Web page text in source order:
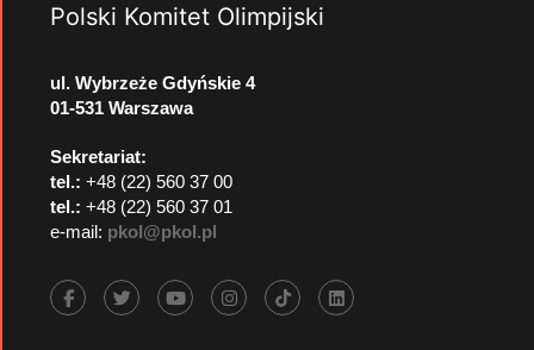
Polski Komitet Olimpijski
ul. Wybrzeże Gdyńskie 4
01-531 Warszawa
Sekretariat:
tel.: +48 (22) 560 37 00
tel.: +48 (22) 560 37 01
e-mail: pkol@pkol.pl